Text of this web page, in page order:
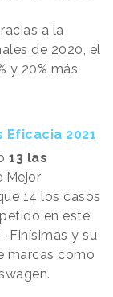
a la
de 2020, el
y 20% más
2021
13 las
Mejor
14 los casos
en este
Finísimas y su
marcas como